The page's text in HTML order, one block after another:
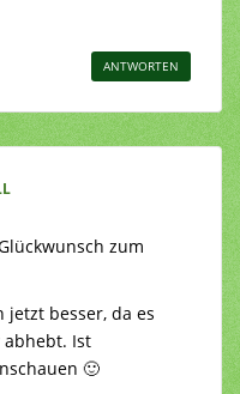
ANTWORTEN
zum
jetzt besser, da es
Ist
🙂